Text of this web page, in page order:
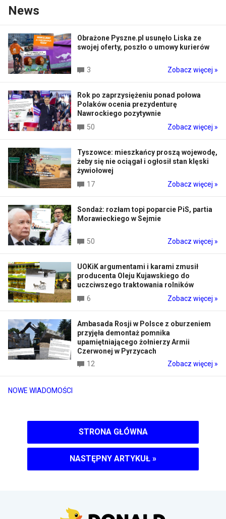
News
NOWE WIADOMOŚCI
Obrażone Pyszne.pl usunęło Liska ze
swojej oferty, poszło o umowy kurierów
3 Zobacz więcej »
Rok po zaprzysiężeniu ponad połowa
Polaków ocenia prezydenturę
Nawrockiego pozytywnie
50
Zobacz więcej »
Tyszowce: mieszkańcy proszą wojewodę,
żeby się nie ociągał i ogłosił stan klęski
żywiołowej
17
Zobacz więcej »
Sondaż: rozłam topi poparcie PiS, partia
Morawieckiego w Sejmie
50 Zobacz więcej »
UOKiK argumentami i karami zmusił
producenta Oleju Kujawskiego do
uczciwszego traktowania rolników
6
Zobacz więcej »
Ambasada Rosji w Polsce z oburzeniem
przyjęła demontaż pomnika
upamiętniającego żołnierzy Armii
Czerwonej w Pyrzycach
12
Zobacz więcej »
STRONA GŁÓWNA
NASTĘPNY ARTYKUŁ »